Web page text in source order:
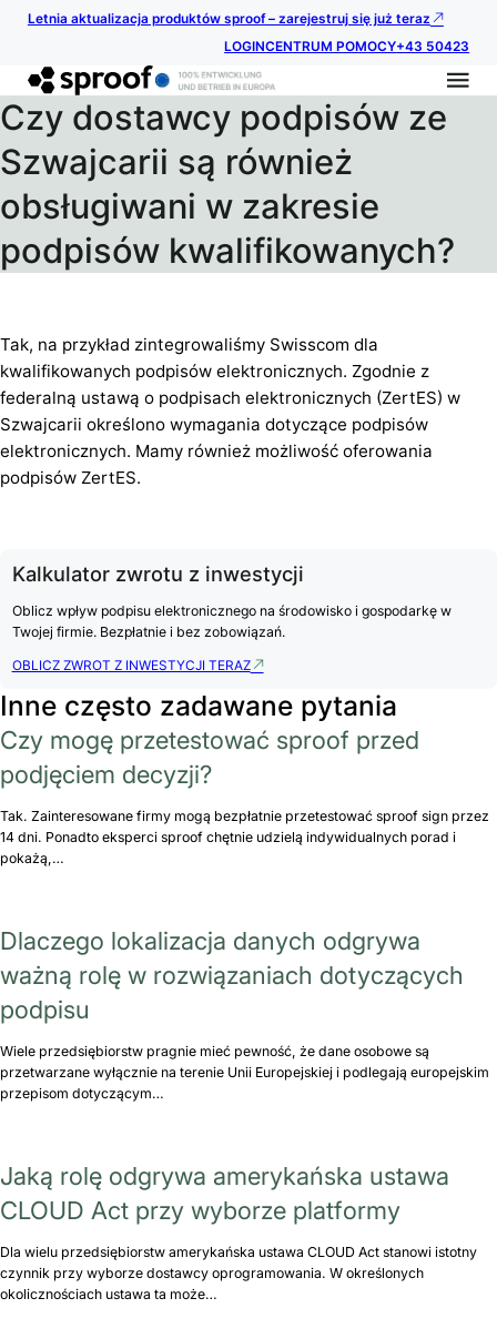
Letnia aktualizacja produktów sproof – zarejestruj się już teraz
LOGINCENTRUM POMOCY+43 50423
Czy dostawcy podpisów ze
Szwajcarii są również
obsługiwani w zakresie
podpisów kwalifikowanych?
Tak, na przykład zintegrowaliśmy Swisscom dla
kwalifikowanych podpisów elektronicznych. Zgodnie z
federalną ustawą o podpisach elektronicznych (ZertES) w
Szwajcarii określono wymagania dotyczące podpisów
elektronicznych. Mamy również możliwość oferowania
podpisów ZertES.
Kalkulator zwrotu z inwestycji
Oblicz wpływ podpisu elektronicznego na środowisko i gospodarkę w
Twojej firmie. Bezpłatnie i bez zobowiązań.
OBLICZ ZWROT Z INWESTYCJI TERAZ
Inne często zadawane pytania
Czy mogę przetestować sproof przed
podjęciem decyzji?
Tak. Zainteresowane firmy mogą bezpłatnie przetestować sproof sign przez
14 dni. Ponadto eksperci sproof chętnie udzielą indywidualnych porad i
pokażą,…
Dlaczego lokalizacja danych odgrywa
ważną rolę w rozwiązaniach dotyczących
podpisu
Wiele przedsiębiorstw pragnie mieć pewność, że dane osobowe są
przetwarzane wyłącznie na terenie Unii Europejskiej i podlegają europejskim
przepisom dotyczącym…
Jaką rolę odgrywa amerykańska ustawa
CLOUD Act przy wyborze platformy
Dla wielu przedsiębiorstw amerykańska ustawa CLOUD Act stanowi istotny
czynnik przy wyborze dostawcy oprogramowania. W określonych
okolicznościach ustawa ta może…